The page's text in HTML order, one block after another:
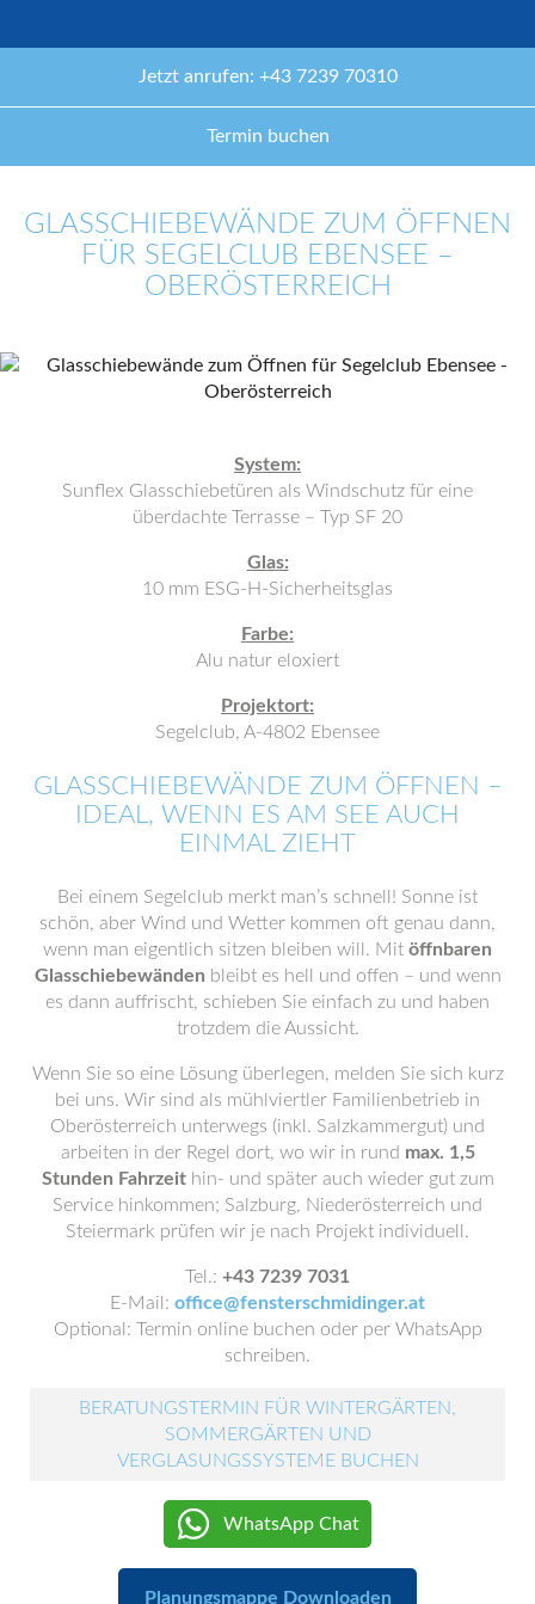
Jetzt anrufen: +43 7239 70310
Termin buchen
GLASSCHIEBEWÄNDE ZUM ÖFFNEN
FÜR SEGELCLUB EBENSEE –
OBERÖSTERREICH
System:
Sunflex Glasschiebetüren als Windschutz für eine
überdachte Terrasse – Typ SF 20
Glas:
10 mm ESG-H-Sicherheitsglas
Farbe:
Alu natur eloxiert
Projektort:
Segelclub, A-4802 Ebensee
GLASSCHIEBEWÄNDE ZUM ÖFFNEN –
IDEAL, WENN ES AM SEE AUCH
EINMAL ZIEHT
Bei einem Segelclub merkt man’s schnell! Sonne ist
schön, aber Wind und Wetter kommen oft genau dann,
wenn man eigentlich sitzen bleiben will. Mit öffnbaren
Glasschiebewänden bleibt es hell und offen – und wenn
es dann auffrischt, schieben Sie einfach zu und haben
trotzdem die Aussicht.
Wenn Sie so eine Lösung überlegen, melden Sie sich kurz
bei uns. Wir sind als mühlviertler Familienbetrieb in
Oberösterreich unterwegs (inkl. Salzkammergut) und
arbeiten in der Regel dort, wo wir in rund max. 1,5
Stunden Fahrzeithin- und später auch wieder gut zum
Service hinkommen; Salzburg, Niederösterreich und
Steiermark prüfen wir je nach Projekt individuell.
Tel.: +43 7239 7031
E-Mail: office@fensterschmidinger.at
Optional: Termin online buchen oder per WhatsApp
schreiben.
BERATUNGSTERMIN FÜR WINTERGÄRTEN,
SOMMERGÄRTEN UND
VERGLASUNGSSYSTEME BUCHEN
WhatsApp Chat
Planungsmappe Downloaden